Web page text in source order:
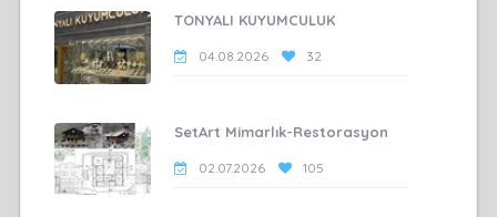
TONYALI KUYUMCULUK
04.08.2026 32
SetArt Mimarlık-Restorasyon
02.07.2026 105